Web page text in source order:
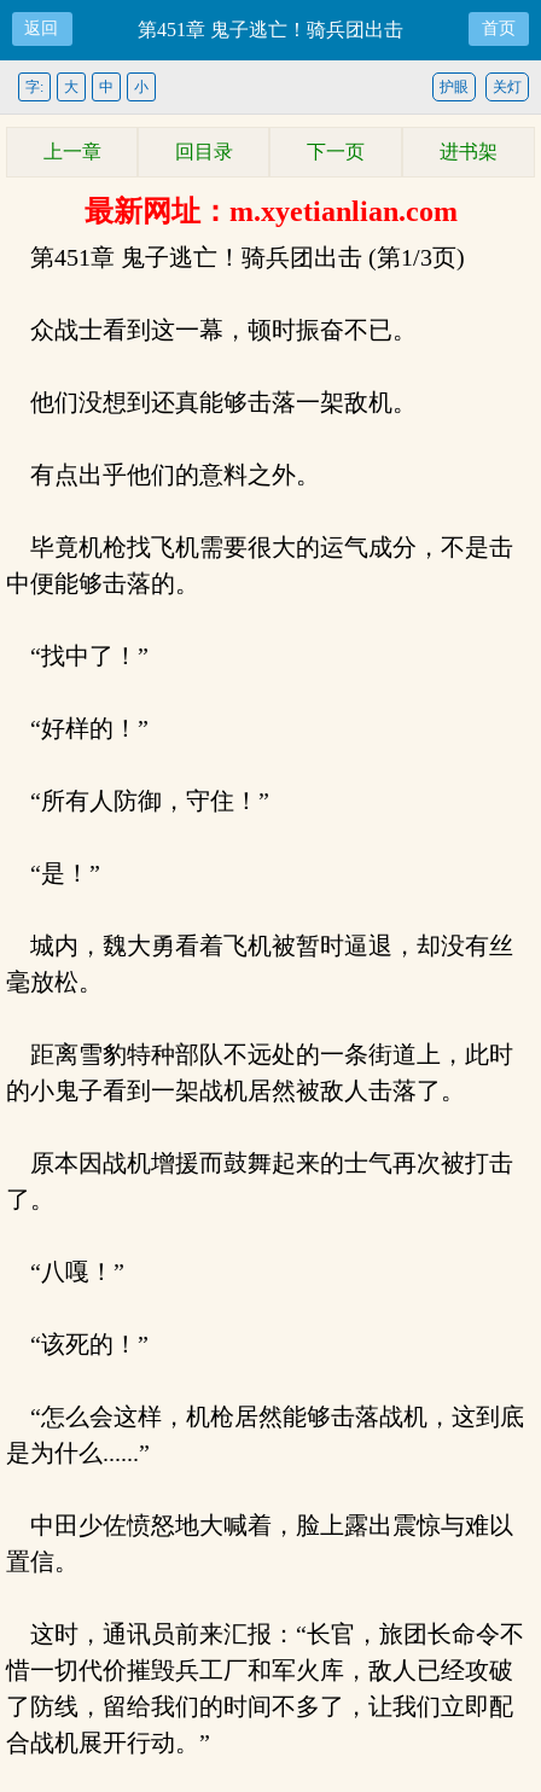
返回 第451章 鬼子逃亡！骑兵团出击 首页
关灯
护眼
字: 大 中 小
上一章 回目录 下一页 进书架
最新网址：m.xyetianlian.com
第451章 鬼子逃亡！骑兵团出击 (第1/3页)
众战士看到这一幕，顿时振奋不已。
他们没想到还真能够击落一架敌机。
有点出乎他们的意料之外。
毕竟机枪找飞机需要很大的运气成分，不是击
中便能够击落的。
“找中了！”
“好样的！”
“所有人防御，守住！”
“是！”
城内，魏大勇看着飞机被暂时逼退，却没有丝
毫放松。
距离雪豹特种部队不远处的一条街道上，此时
的小鬼子看到一架战机居然被敌人击落了。
原本因战机增援而鼓舞起来的士气再次被打击
了。
“八嘎！”
“该死的！”
“怎么会这样，机枪居然能够击落战机，这到底
是为什么......”
中田少佐愤怒地大喊着，脸上露出震惊与难以
置信。
这时，通讯员前来汇报：“长官，旅团长命令不
惜一切代价摧毁兵工厂和军火库，敌人已经攻破
了防线，留给我们的时间不多了，让我们立即配
合战机展开行动。”